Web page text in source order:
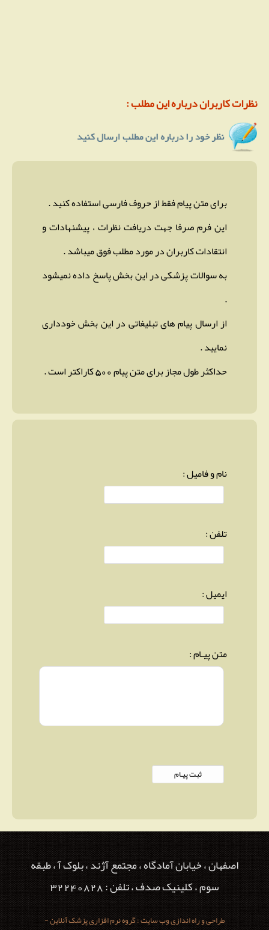
نظرات کاربران درباره این مطلب :
برای متن پیام فقط از حروف فارسی استفاده کنید .
این فرم صرفا جهت دریافت نظرات ، پیشنهادات و
انتقادات کاربران در مورد مطلب فوق میباشد .
به سوالات پزشکی در این بخش پاسخ داده نمیشود
.
از ارسال پیام های تبلیغاتی در این بخش خودداری
نمایید .
حداکثر طول مجاز برای متن پیام 500 کاراکتر است .
نام و فامیل :
تلفن :
ایمیل :
متن پیـام :
اصفهان ، خیابان آمادگاه ، مجتمع آژند ، بلوک آ ، طبقه
سوم ، کلینیک صدف ، تلفن : 32240828
طراحی و راه اندازی وب سایت : گروه نرم افزاری پزشک آنلاین -